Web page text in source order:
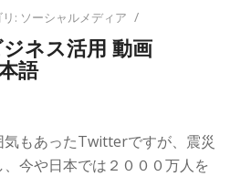
: ソーシャルメディア /
ネス活用 動画
語
もあったTwitterですが、震災
今や日本では２０００万人を